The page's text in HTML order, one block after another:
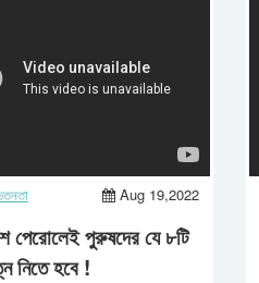
Aug 19,2022
পেরোলেই পুরুষদের যে ৮টি
নিতে হবে !